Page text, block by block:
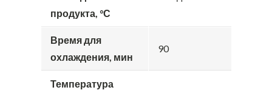
продукта, °С
Время для
охлаждения, мин
90
Температура